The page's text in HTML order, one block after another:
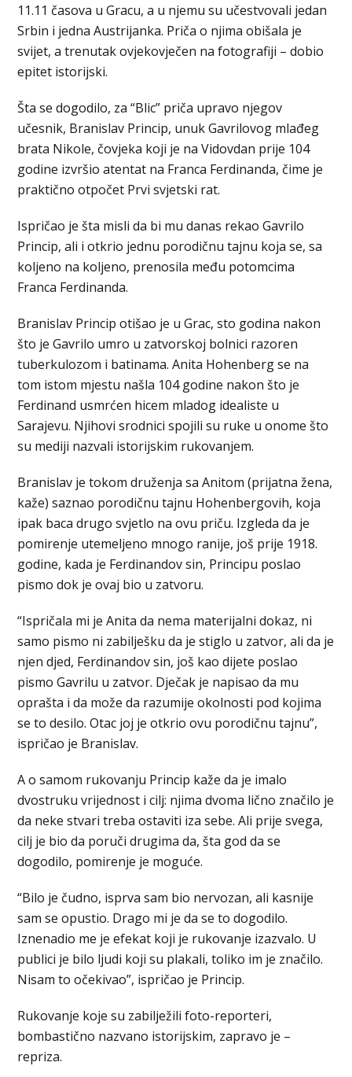
11.11 časova u Gracu, a u njemu su učestvovali jedan
Srbin i jedna Austrijanka. Priča o njima obišala je
svijet, a trenutak ovjekovječen na fotografiji – dobio
epitet istorijski.
Šta se dogodilo, za “Blic” priča upravo njegov
učesnik, Branislav Princip, unuk Gavrilovog mlađeg
brata Nikole, čovjeka koji je na Vidovdan prije 104
godine izvršio atentat na Franca Ferdinanda, čime je
praktično otpočet Prvi svjetski rat.
Ispričao je šta misli da bi mu danas rekao Gavrilo
Princip, ali i otkrio jednu porodičnu tajnu koja se, sa
koljeno na koljeno, prenosila među potomcima
Franca Ferdinanda.
Branislav Princip otišao je u Grac, sto godina nakon
što je Gavrilo umro u zatvorskoj bolnici razoren
tuberkulozom i batinama. Anita Hohenberg se na
tom istom mjestu našla 104 godine nakon što je
Ferdinand usmrćen hicem mladog idealiste u
Sarajevu. Njihovi srodnici spojili su ruke u onome što
su mediji nazvali istorijskim rukovanjem.
Branislav je tokom druženja sa Anitom (prijatna žena,
kaže) saznao porodičnu tajnu Hohenbergovih, koja
ipak baca drugo svjetlo na ovu priču. Izgleda da je
pomirenje utemeljeno mnogo ranije, još prije 1918.
godine, kada je Ferdinandov sin, Principu poslao
pismo dok je ovaj bio u zatvoru.
“Ispričala mi je Anita da nema materijalni dokaz, ni
samo pismo ni zabilješku da je stiglo u zatvor, ali da je
njen djed, Ferdinandov sin, još kao dijete poslao
pismo Gavrilu u zatvor. Dječak je napisao da mu
oprašta i da može da razumije okolnosti pod kojima
se to desilo. Otac joj je otkrio ovu porodičnu tajnu”,
ispričao je Branislav.
A o samom rukovanju Princip kaže da je imalo
dvostruku vrijednost i cilj: njima dvoma lično značilo je
da neke stvari treba ostaviti iza sebe. Ali prije svega,
cilj je bio da poruči drugima da, šta god da se
dogodilo, pomirenje je moguće.
“Bilo je čudno, isprva sam bio nervozan, ali kasnije
sam se opustio. Drago mi je da se to dogodilo.
Iznenadio me je efekat koji je rukovanje izazvalo. U
publici je bilo ljudi koji su plakali, toliko im je značilo.
Nisam to očekivao”, ispričao je Princip.
Rukovanje koje su zabilježili foto-reporteri,
bombastično nazvano istorijskim, zapravo je –
repriza.